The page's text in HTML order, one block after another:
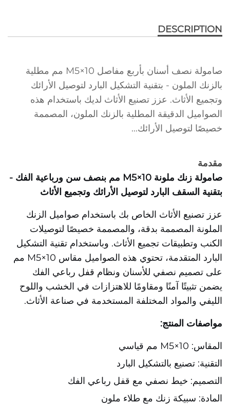
DESCRIPTION
صامولة نصف أسنان بأربع مفاصل M5×10 مم مطلية
بالزنك الملون - بتقنية التشكيل البارد لتوصيل الأرائك
وتجميع الأثاث. عزز تصنيع الأثاث لديك باستخدام هذه
الصواميل الدقيقة المطلية بالزنك الملون، المصممة
خصيصًا لتوصيل الأرائك...
مقدمة
صامولة زنك ملونة M5×10 مم بنصف سن ورباعية الفك -
بتقنية السقف البارد لتوصيل الأرائك وتجميع الأثاث
عزز تصنيع الأثاث الخاص بك باستخدام صواميل الزنك
الملونة المصممة بدقة، والمصممة خصيصًا لتوصيلات
الكنب وتطبيقات تجميع الأثاث. وباستخدام تقنية التشكيل
البارد المتقدمة، تحتوي هذه الصواميل مقاس M5×10 مم
على تصميم نصفي للأسنان ونظام قفل رباعي الفك
يضمن تثبيتًا آمنًا ومقاومًا للاهتزازات في الخشب واللوح
الليفي والمواد المختلفة المستخدمة في صناعة الأثاث.
مواصفات المنتج:
المقاس: M5×10 مم قياسي
التقنية: تصنيع بالتشكيل البارد
التصميم: خيط نصفي مع قفل رباعي الفك
المادة: سبيكة زنك مع طلاء ملون